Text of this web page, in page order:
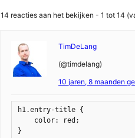
14 reacties aan het bekijken - 1 tot 14
TimDeLang
(@timdelang)
10 jaren, 8 maanden
h1.entry-title {
    color: red;
}